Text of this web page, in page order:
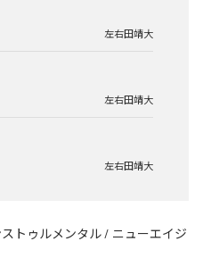
左右田靖大
左右田靖大
左右田靖大
トゥルメンタル / ニューエイジ